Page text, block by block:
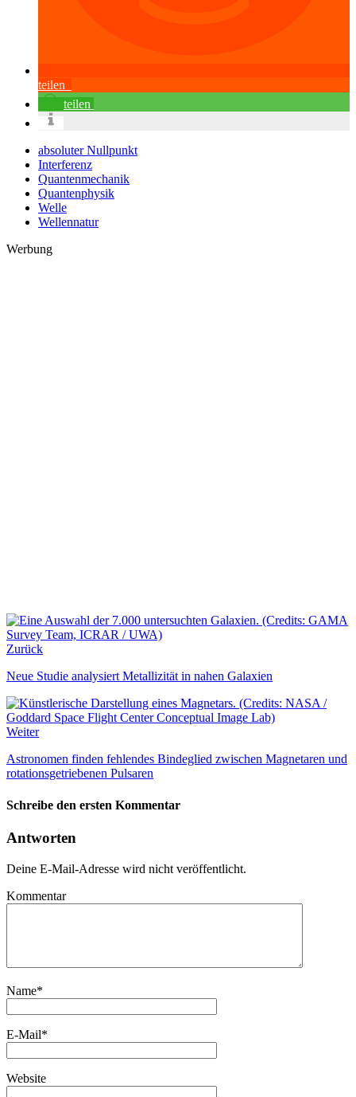
teilen
teilen
absoluter Nullpunkt
Interferenz
Quantenmechanik
Quantenphysik
Welle
Wellennatur
Werbung
Zurück
Neue Studie analysiert Metallizität in nahen Galaxien
Weiter
Astronomen finden fehlendes Bindeglied zwischen Magnetaren und
rotationsgetriebenen Pulsaren
Schreibe den ersten Kommentar
Antworten
Deine E-Mail-Adresse wird nicht veröffentlicht.
Kommentar
Name*
E-Mail*
Website